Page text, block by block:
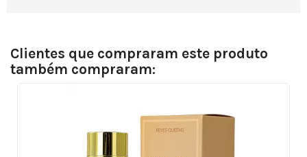
Clientes que compraram este produto
também compraram: